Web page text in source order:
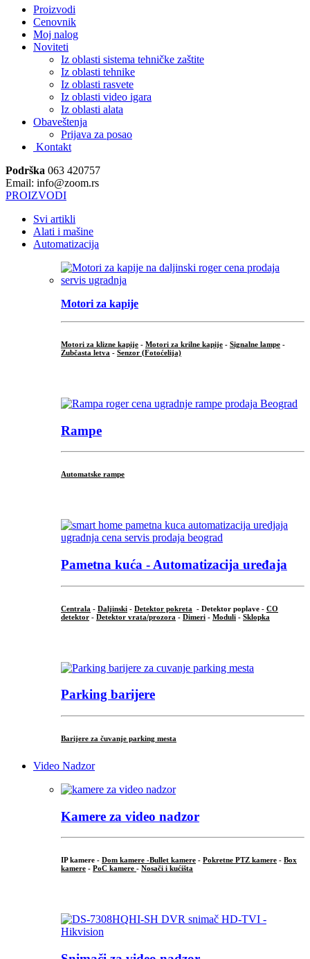
Proizvodi
Cenovnik
Moj nalog
Noviteti
Iz oblasti sistema tehničke zaštite
Iz oblasti tehnike
Iz oblasti rasvete
Iz oblasti video igara
Iz oblasti alata
Obaveštenja
Prijava za posao
Kontakt
Podrška 063 420757
Email: info@zoom.rs
PROIZVODI
Svi artikli
Alati i mašine
Automatizacija
Motori za kapije
Motori za klizne kapije - Motori za krilne kapije - Signalne lampe -
Zubčasta letva - Senzor (Fotoćelija)
Rampe
Automatske rampe
Pametna kuća - Automatizacija uređaja
Centrala - Daljinski - Detektor pokreta - Detektor poplave - CO
detektor - Detektor vrata/prozora - Dimeri - Moduli - Sklopka
Parking barijere
Barijere za čuvanje parking mesta
Video Nadzor
Kamere za video nadzor
IP kamere - Dom kamere -Bullet kamere - Pokretne PTZ kamere - Box
kamere - PoC kamere - Nosači i kućišta